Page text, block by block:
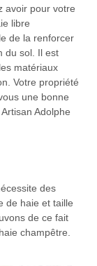
avoir pour votre
libre
de la renforcer
du sol. Il est
matériaux
Votre propriété
une bonne
Adolphe
des
de haie et taille
de ce fait
champêtre.